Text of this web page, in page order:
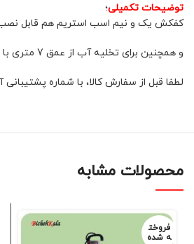
توضیحات تکمیلی؛
کفکش یک و نیم اسب استریم هم قابل نصب
و همچنین برای تخلیه آب از عمق 7 متری با خروجی 667 لیتر در دقیقه کاربردی ست.
لطفا قبل از سفارش کالا، با شماره پشتیبانی آنلاین شاپ 01132332261 و یا
محصولات مشابه
فروخت
ه شده